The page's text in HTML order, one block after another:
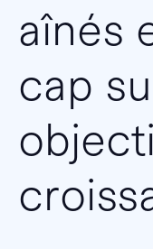
aînés
cap